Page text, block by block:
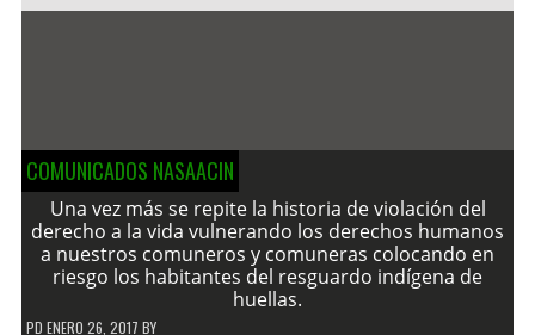
COMUNICADOS NASAACIN
Una vez más se repite la historia de violación del
derecho a la vida vulnerando los derechos humanos
a nuestros comuneros y comuneras colocando en
riesgo los habitantes del resguardo indígena de
huellas.
PD ENERO 26, 2017 BY